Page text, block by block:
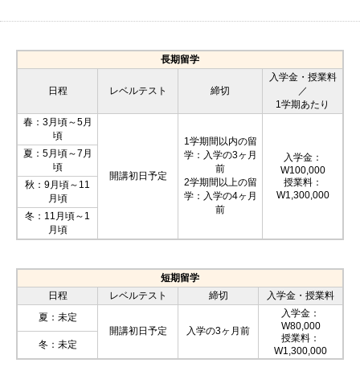
長期留学
日程 レベルテスト 締切
入学金・授業料
／
1学期あたり
春：3月頃～5月
頃
開講初日予定
1学期間以内の留
学：入学の3ヶ月
前
2学期間以上の留
学：入学の4ヶ月
前
入学金：
W100,000
授業料：
W1,300,000
夏：5月頃～7月
頃
秋：9月頃～11
月頃
冬：11月頃～1
月頃
短期留学
日程
レベルテスト 締切
入学金・授業料
夏：未定
開講初日予定
入学の3ヶ月前
入学金：
W80,000
授業料：
W1,300,000
冬：未定